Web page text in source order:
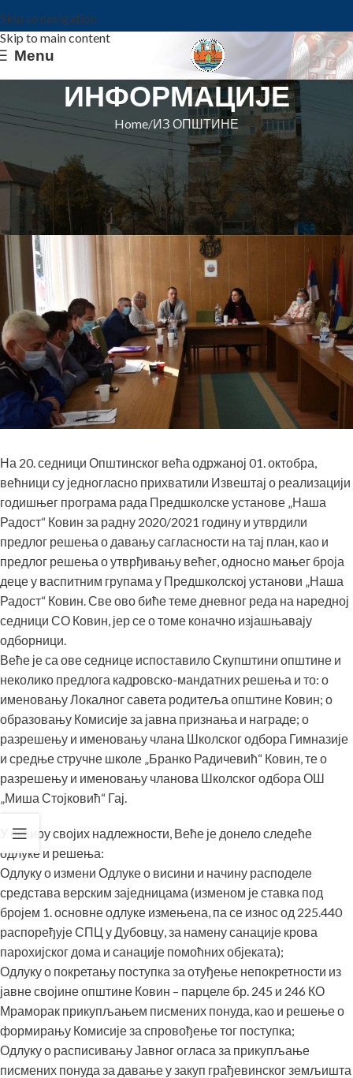
Skip to navigation
Skip to main content
Menu
ИНФОРМАЦИЈЕ
Home ИЗ ОПШТИНЕ
ИЗ ОПШТИНЕ
СА СЕДНИЦА ОПШТИНСКОГ
ВЕЋА
Општина КовинOn 7. oktobar 2021.
На 20. седници Општинског већа одржаној 01. октобра,
већници су једногласно прихватили Извештај о реализацији
годишњег програма рада Предшколске установе „Наша
Радост“ Ковин за радну 2020/2021 годину и утврдили
предлог решења о давању сагласности на тај план, као и
предлог решења о утврђивању већег, односно мањег броја
деце у васпитним групама у Предшколској установи „Наша
Радост“ Ковин. Све ово биће теме дневног реда на наредној
седници СО Ковин, јер се о томе коначно изјашњавају
одборници.
Веће је са ове седнице испоставило Скупштини општине и
неколико предлога кадровско-мандатних решења и то: о
именовању Локалног савета родитеља општине Ковин; о
образовању Комисије за јавна признања и награде; о
разрешењу и именовању члана Школског одбора Гимназије
и средње стручне школе „Бранко Радичевић“ Ковин, те о
разрешењу и именовању чланова Школског одбора ОШ
„Миша Стојковић“ Гај.
У оквиру својих надлежности, Веће је донело следеће
одлуке и решења:
Одлуку о измени Одлуке о висини и начину расподеле
средстава верским заједницама (изменом је ставка под
бројем 1. основне одлуке измењена, па се износ од 225.440
распоређује СПЦ у Дубовцу, за намену санације крова
парохијског дома и санације помоћних објеката);
Одлуку о покретању поступка за отуђење непокретности из
јавне својине општине Ковин – парцеле бр. 245 и 246 КО
Мраморак прикупљањем писмених понуда, као и решење о
формирању Комисије за спровођење тог поступка;
Одлуку о расписивању Јавног огласа за прикупљање
писмених понуда за давање у закуп грађевинског земљишта